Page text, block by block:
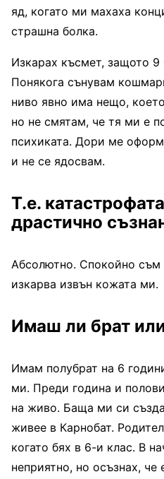
яд, когато ми махаха
страшна болка.
Изкарах късмет, защото 9
Понякога сънувам
ниво явно има нещо,
но не смятам, че тя ми е
психиката. Дори ме
и не се ядосвам.
Т.е.
драстично
Абсолютно. Спокойно
изкарва извън кожата ми.
Имаш ли брат
Имам полубрат на 6
ми. Преди година и
на живо. Баща ми си
живее в Карнобат.
когато бях в 6-и клас. В
неприятно, но осъзнах,